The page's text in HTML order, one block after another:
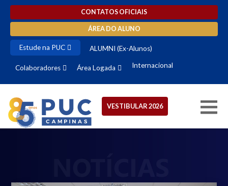
CONTATOS OFICIAIS
ÁREA DO ALUNO
Estude na PUC ALUMNI (Ex-Alunos)
Colaboradores Área Logada Internacional
VESTIBULAR 2026